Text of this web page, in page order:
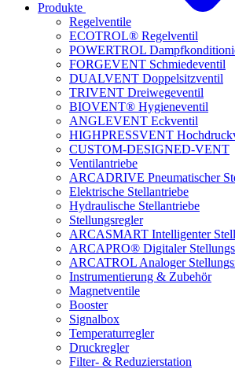
Produkte
Regelventile
ECOTROL® Regelventil
POWERTROL
FORGEVENT Schmiedeventil
DUALVENT Doppelsitzventil
TRIVENT Dreiwegeventil
BIOVENT® Hygieneventil
ANGLEVENT Eckventil
HIGHPRESSVENT
CUSTOM-DESIGNED-VENT
Ventilantriebe
ARCADRIVE Pneumatischer
Elektrische Stellantriebe
Hydraulische Stellantriebe
Stellungsregler
ARCASMART Intelligenter
ARCAPRO® Digitaler
ARCATROL Analoger
Instrumentierung & Zubehör
Magnetventile
Booster
Signalbox
Temperaturregler
Druckregler
Filter- & Reduzierstation